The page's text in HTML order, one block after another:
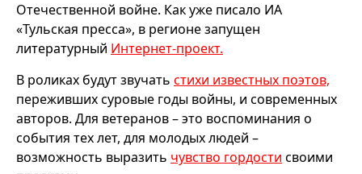
Отечественной войне. Как уже писало ИА
«Тульская пресса», в регионе запущен
литературный Интернет-проект.
В роликах будут звучать стихи известных поэтов,
переживших суровые годы войны, и современных
авторов. Для ветеранов – это воспоминания о
события тех лет, для молодых людей –
возможность выразить чувство гордости своими